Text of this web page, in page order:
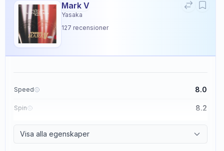
Mark V
Yasaka
127 recensioner
Speed 8.0
Spin 8.2
Visa alla egenskaper